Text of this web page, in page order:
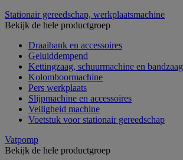
Stationair gereedschap, werkplaatsmachine
Bekijk de hele productgroep
Draaibank en accessoires
Geluiddempend
Kettingzaag, schuurmachine en bandzaag
Kolomboormachine
Pers werkplaats
Slijpmachine en accessoires
Veiligheid machine
Voetstuk voor stationair gereedschap
Vatpomp
Bekijk de hele productgroep